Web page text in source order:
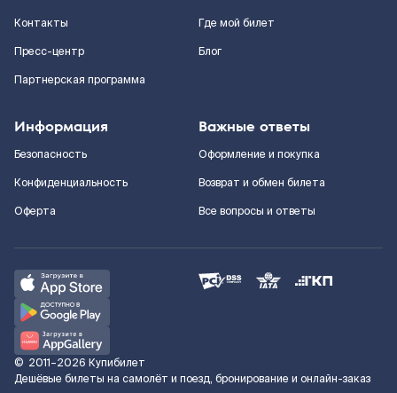
Контакты
Пресс-центр
Партнерская программа
Где мой билет
Блог
Информация
Безопасность
Конфиденциальность
Оферта
Важные ответы
Оформление и покупка
Возврат и обмен билета
Все вопросы и ответы
© 2011–2026 Купибилет
Дешёвые билеты на самолёт и поезд, бронирование и онлайн-заказ